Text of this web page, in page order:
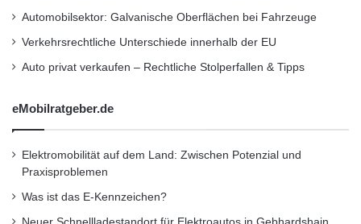
sich langfristig aus
Kurzfristig scheint das sinnvoll, langfristig
Minderwertige Teile verschleißen schneller und
belasten andere Komponenten.
Automobilsektor: Galvanische Oberflächen bei Fahrzeuge
Verkehrsrechtliche Unterschiede innerhalb der EU
Auto privat verkaufen – Rechtliche Stolperfallen & Tipps
eMobilratgeber.de
Elektromobilität auf dem Land: Zwischen Potenzial und
Praxisproblemen
Was ist das E-Kennzeichen?